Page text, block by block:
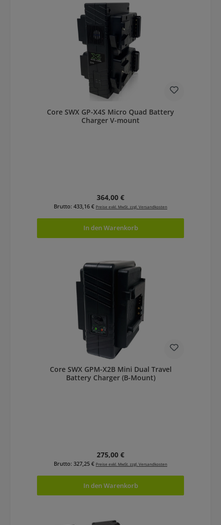
Core SWX GP-X4S Micro Quad Battery
Charger V-mount
Regulärer Preis:
364,00 €
Brutto: 433,16 € Preise exkl. MwSt. zzgl. Versandkosten
In den Warenkorb
Core SWX GPM-X2B Mini Dual Travel
Battery Charger (B-Mount)
Regulärer Preis:
275,00 €
Brutto: 327,25 € Preise exkl. MwSt. zzgl. Versandkosten
In den Warenkorb